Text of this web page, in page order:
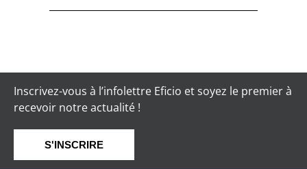
Inscrivez-vous à l’infolettre Eficio et soyez le premier à
recevoir notre actualité !
S'INSCRIRE